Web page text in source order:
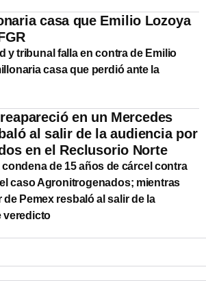
casa que Emilio Lozoya
y tribunal falla en contra de Emilio
casa que perdió ante la
en un Mercedes
al salir de la audiencia por
en el Reclusorio Norte
condena de 15 años de cárcel contra
caso Agronitrogenados; mientras
Pemex resbaló al salir de la
veredicto